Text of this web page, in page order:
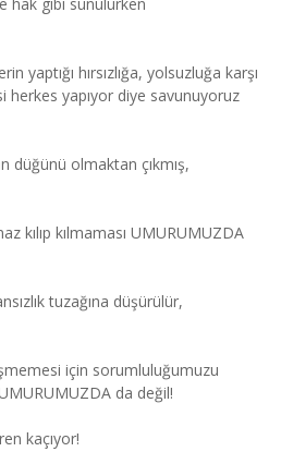
hırsızlığa, yolsuzluğa karşı
herkes yapıyor diye savunuyoruz
olmaktan çıkmış,
kılmaması UMURUMUZDA
tuzağına düşürülür,
için sorumluluğumuzu
da değil!
kaçıyor!